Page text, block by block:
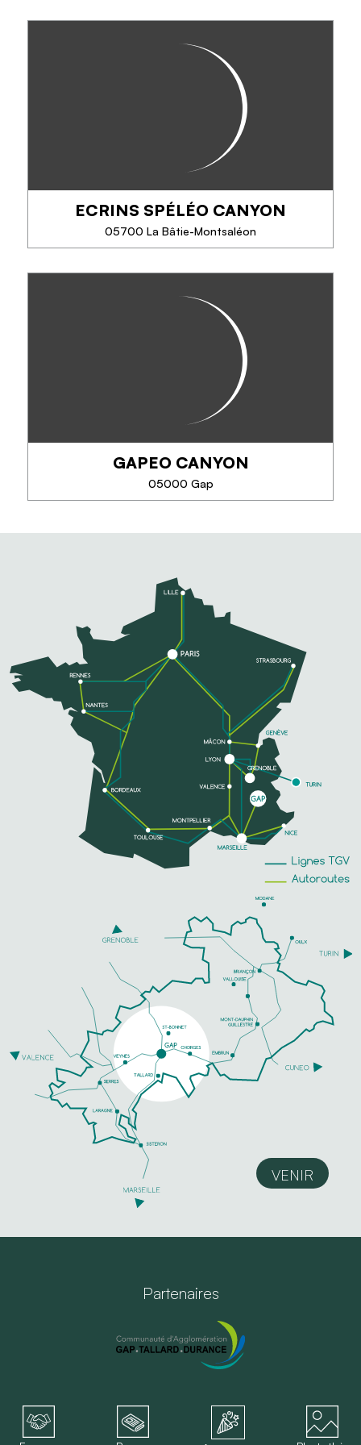
Ubaye Rafting vous propose de découvrir une des
plus belles rivières d'Europe en poursuivant
l'aventure lors de la traversée du lac de Serre-
TELEFOON
MEER INFORMATIE
ECRINS SPÉLÉO CANYON
05700 La Bâtie-Montsaléon
Idéalement situés entre le massif des Écrins et celui
du Dévoluy, proches de Gap, nous vous invitons à
une expérience inoubliable de découverte de la
spéléologie et du canyoning, dans des...
TELEFOON
MEER INFORMATIE
GAPEO CANYON
05000 Gap
ans, pour débutants et confirmés. Rappels, sauts et
toboggans au cœur des Alpes du Sud, en petits
groupes de 8 personnes maximum pour une...
MEER INFORMATIE
VENIR
Partenaires